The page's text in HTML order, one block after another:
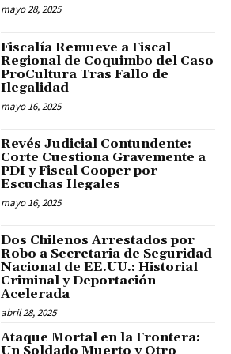
mayo 28, 2025
Fiscalía Remueve a Fiscal
Regional de Coquimbo del Caso
ProCultura Tras Fallo de
Ilegalidad
mayo 16, 2025
Revés Judicial Contundente:
Corte Cuestiona Gravemente a
PDI y Fiscal Cooper por
Escuchas Ilegales
mayo 16, 2025
Dos Chilenos Arrestados por
Robo a Secretaria de Seguridad
Nacional de EE.UU.: Historial
Criminal y Deportación
Acelerada
abril 28, 2025
Ataque Mortal en la Frontera:
Un Soldado Muerto y Otro